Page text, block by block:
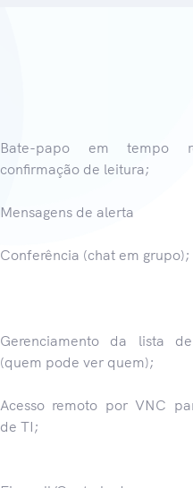
Bate-papo em tempo
confirmação de leitura;
Mensagens de alerta
Conferência (chat em grupo);
Gerenciamento da lista
(quem pode ver quem);
Acesso remoto por VNC
de TI;